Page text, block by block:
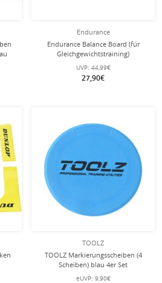
Endurance
Endurance Balance Board (für
Gleichgewichtstraining)
UVP: 44,99€
27,90€
TOOLZ
TOOLZ Markierungsscheiben (4
Scheiben) blau 4er Set
eUVP: 9,90€